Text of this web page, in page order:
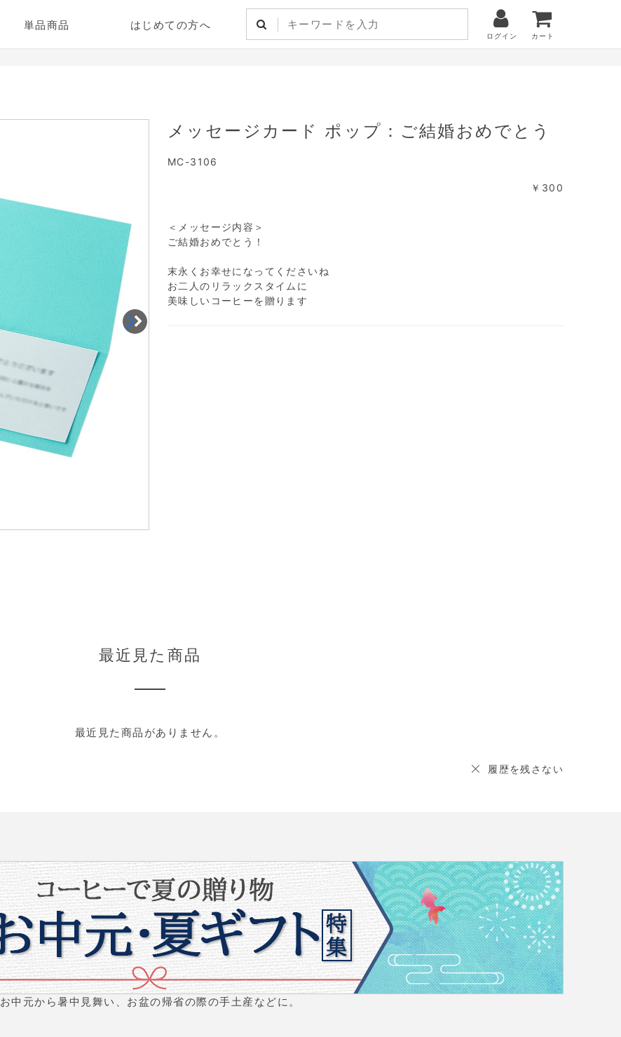
単品商品 はじめての方へ
ログイン カート
メッセージカード ポップ：ご結婚おめでとう
MC-3106
￥300
＜メッセージ内容＞
ご結婚おめでとう！
末永くお幸せになってくださいね
お二人のリラックスタイムに
美味しいコーヒーを贈ります
最近見た商品
最近見た商品がありません。
履歴を残さない
お中元から暑中見舞い、お盆の帰省の際の手土産などに。